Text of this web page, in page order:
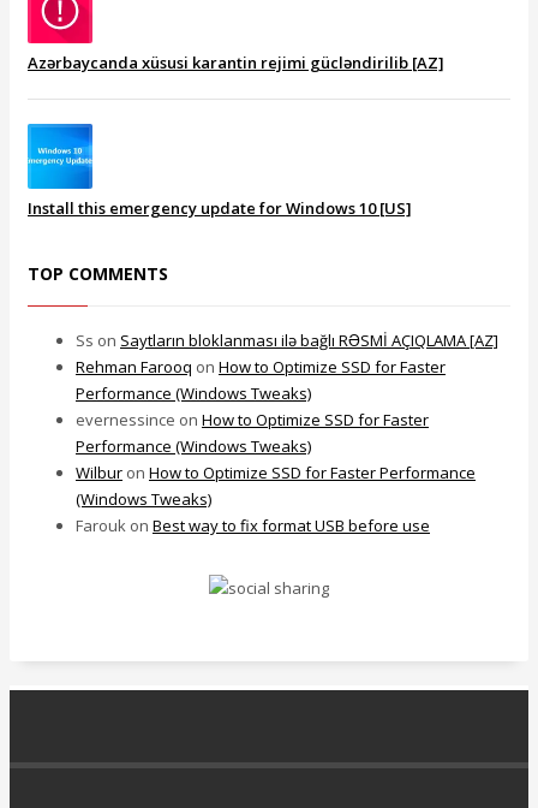
Azərbaycanda xüsusi karantin rejimi gücləndirilib [AZ]
Install this emergency update for Windows 10 [US]
TOP COMMENTS
Ss on Saytların bloklanması ilə bağlı RƏSMİ AÇIQLAMA [AZ]
Rehman Farooq on How to Optimize SSD for Faster
Performance (Windows Tweaks)
evernessince on How to Optimize SSD for Faster
Performance (Windows Tweaks)
Wilbur on How to Optimize SSD for Faster Performance
(Windows Tweaks)
Farouk on Best way to fix format USB before use